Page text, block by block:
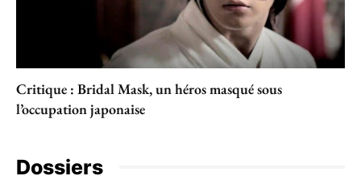
Critique : Bridal Mask, un héros masqué sous
l’occupation japonaise
Dossiers